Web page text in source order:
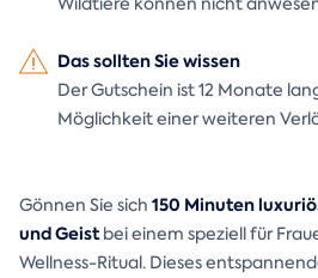
Das sollten Sie wissen
Der Gutschein ist 12 Monate
Möglichkeit einer weiteren
Gönnen Sie sich 150 Minuten
und Geistbei einem speziell für
Wellness-Ritual. Dieses